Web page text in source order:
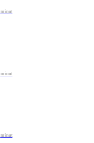
minut
minut
minut